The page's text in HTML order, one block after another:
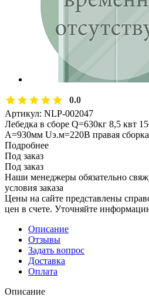
0.0
Артикул: NLP-002047
Лебедка в сборе Q=630кг 8,5 квт
А=930мм Uэ.м=220В правая
Подробнее
Под заказ
Под заказ
Наши менеджеры обязательно
условия заказа
Цены на сайте представлены
цен в счете. Уточняйте
Описание
Отзывы
Задать вопрос
Доставка
Оплата
Описание